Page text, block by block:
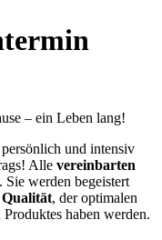
– ein Leben lang!
und intensiv
Alle vereinbarten
werden begeistert
, der optimalen
haben werden.